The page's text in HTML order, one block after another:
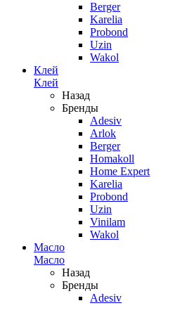
Berger
Karelia
Probond
Uzin
Wakol
Клей
Клей
Назад
Бренды
Adesiv
Arlok
Berger
Homakoll
Home Expert
Karelia
Probond
Uzin
Vinilam
Wakol
Масло
Масло
Назад
Бренды
Adesiv